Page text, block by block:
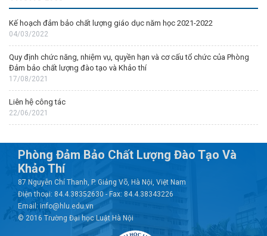
Kế hoạch đảm bảo chất lượng giáo dục năm học 2021-2022
04/03/2022
Quy định chức năng, nhiệm vụ, quyền hạn và cơ cấu tổ chức của Phòng
Đảm bảo chất lượng đào tạo và Khảo thí
17/08/2021
Liên hệ công tác
22/06/2021
Phòng Đảm Bảo Chất Lượng Đào Tạo Và
Khảo Thí
87 Nguyễn Chí Thanh, P. Giảng Võ, Hà Nội, Việt Nam
Điện thoại: 84.4.38352630 - Fax: 84.4.38343226
Email: info@hlu.edu.vn
© 2016 Trường Đại học Luật Hà Nội